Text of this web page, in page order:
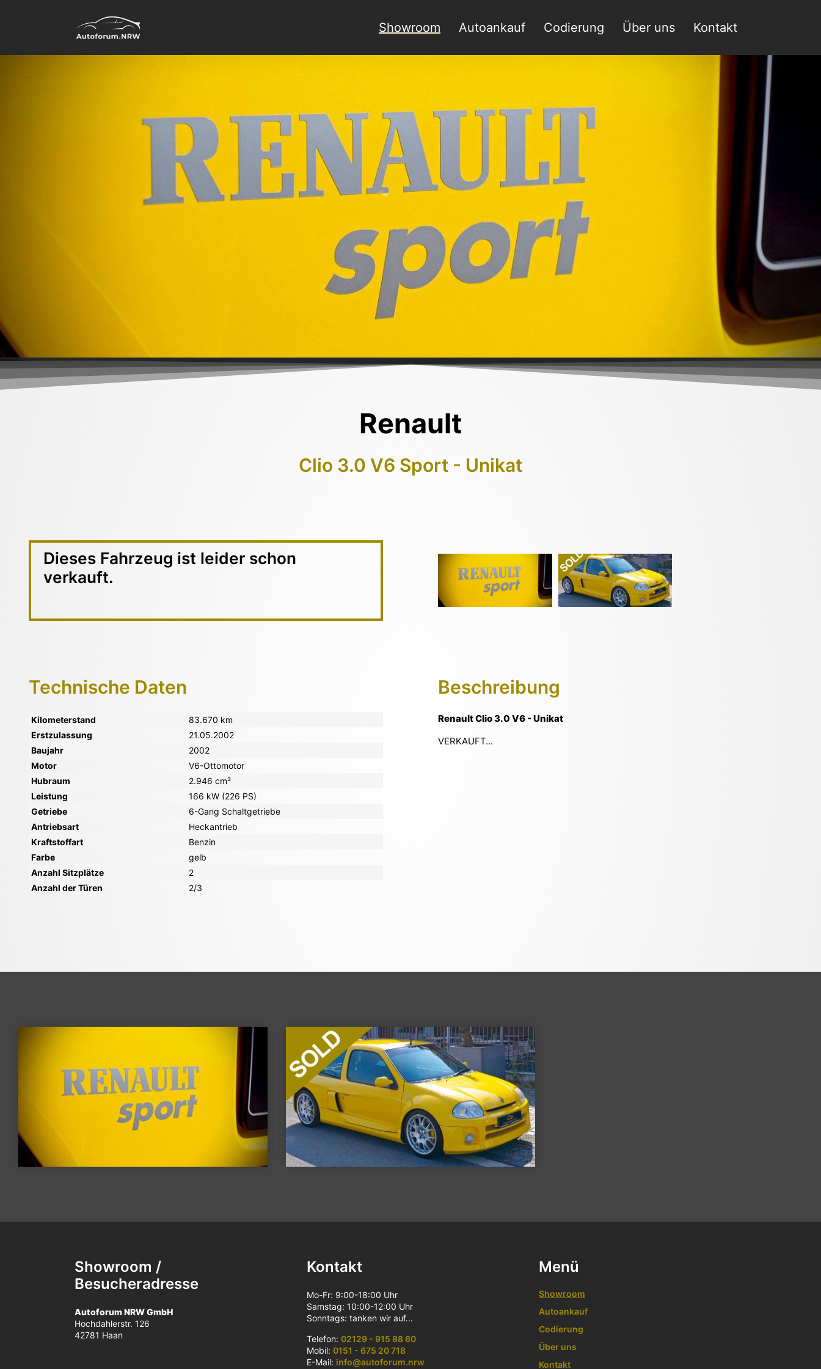
Showroom Autoankauf Codierung Über uns Kontakt
Renault
Clio 3.0 V6 Sport - Unikat
Dieses Fahrzeug ist leider schon
verkauft.
Technische Daten
Kilometerstand
83.670 km
Erstzulassung
21.05.2002
Baujahr
2002
Motor
V6-Ottomotor
Hubraum
2.946 cm³
Leistung
166 kW (226 PS)
Getriebe
6-Gang Schaltgetriebe
Antriebsart
Heckantrieb
Kraftstoffart
Benzin
Farbe
gelb
Anzahl Sitzplätze
2
Anzahl der Türen
2/3
Beschreibung
Renault Clio 3.0 V6 - Unikat
VERKAUFT...
Showroom /
Besucheradresse
Autoforum NRW GmbH
Hochdahlerstr. 126
42781 Haan
Kontakt
Mo-Fr: 9:00-18:00 Uhr
Samstag: 10:00-12:00 Uhr
Sonntags: tanken wir auf...
Telefon: 02129 - 915 88 60
Mobil: 0151 - 675 20 718
E-Mail: info@autoforum.nrw
Menü
Showroom
Autoankauf
Codierung
Über uns
Kontakt